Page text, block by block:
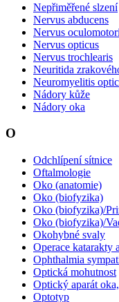
Nepřiměřené slzení
Nervus abducens
Nervus
Nervus opticus
Nervus trochlearis
Neuritida
Neuromyelitis
Nádory kůže
Nádory oka
O
Odchlípení sítnice
Oftalmologie
Oko (anatomie)
Oko (biofyzika)
Oko (biofyzika)/
Oko (biofyzika)/
Okohybné svaly
Operace katarakty
Ophthalmia
Optická mohutnost
Optický aparát
Optotyp